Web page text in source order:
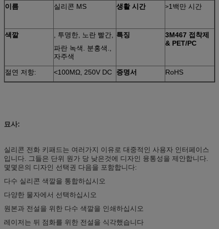
이름 실리콘 MS 생활 시간 >1백만 시간
색깔
, 투명한, 노란 빨간,
파란 녹색. 분홍색.,
자주색
특징
3M467 접착제
& PET/PC
절연 저항: <100MΩ, 250V DC 증명서 RoHS
묘사:
실리콘 전화 키패드는 여러가지 이유로 대중적인 사용자 인터페이스
입니다. 그들은 단위 원가 당 낮은것에 디자인 융통성을 제안합니다.
몇몇은의 디자인 선택권 다음을 포함합니다:
다수 실리콘 색깔을 통합하십시오
다양한 물자에서 선택하십시오
원본과 전설을 위한 다수 색깔을 인쇄하십시오
레이저는 뒤 점화를 위한 전설을 식각했습니다